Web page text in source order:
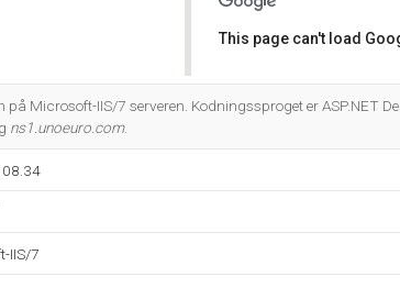
This page can't load
Microsoft-IIS/7 serveren. Kodningssproget er ASP.NET
ns1.unoeuro.com.
IIS/7